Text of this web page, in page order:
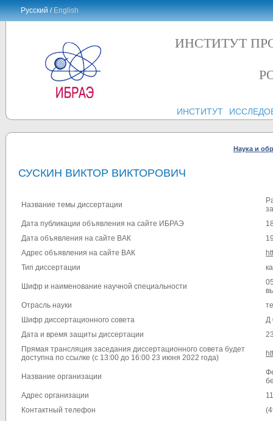
Русский /English
ИНСТИТУТ
ИНСТИТУТ
Наука и
СУСКИН ВИКТОР ВИКТОРОВИЧ
Название темы диссертации
Дата публикации объявления на сайте ИБРАЭ
Дата объявления на сайте ВАК
Адрес объявления на сайте ВАК
Тип диссертации
Шифр и наименование научной специальности
Отрасль науки
Шифр диссертационного совета
Д
Дата и время защиты диссертации
Прямая трансляция заседания диссертационного совета будет
доступна по ссылке (с 13:00 до 16:00 23 июня 2022 года)
Название организации
Адрес организации
Контактный телефон